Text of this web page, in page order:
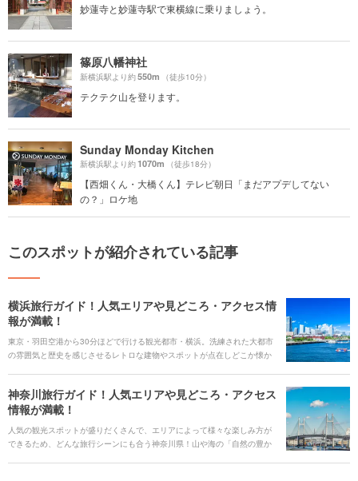
妙蓮寺と妙蓮寺駅で東横線に乗りましょう。
篠原八幡神社
新横浜駅より約550m （徒歩10分）
テクテク山を登ります。
Sunday Monday Kitchen
新横浜駅より約1070m （徒歩18分）
【西畑くん・大橋くん】テレビ朝日「まだアプデしてない
の？」ロケ地
このスポットが紹介されている記事
横浜旅行ガイド！人気エリアや見どころ・アクセス情
報が満載！
東京・羽田空港から30分ほどで行ける観光都市・横浜。洗練された大都市
の雰囲気と歴史を感じさせるレトロな建物やスポットが点在しどこか懐か
る洋館など見どころもたくさん。個性的なテーマパーク、そしてグルメも
外せません。 今回は、横浜の見どころ、人気エリア、グルメ、さらには旅
神奈川旅行ガイド！人気エリアや見どころ・アクセス
情報が満載！
人気の観光スポットが盛りだくさんで、エリアによって様々な楽しみ方が
できるため、どんな旅行シーンにも合う神奈川県！山や海の「自然の豊か